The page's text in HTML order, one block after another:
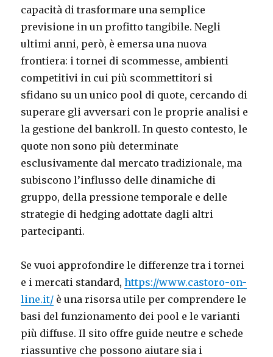
capacità di trasformare una semplice
previsione in un profitto tangibile. Negli
ultimi anni, però, è emersa una nuova
frontiera: i tornei di scommesse, ambienti
competitivi in cui più scommettitori si
sfidano su un unico pool di quote, cercando di
superare gli avversari con le proprie analisi e
la gestione del bankroll. In questo contesto, le
quote non sono più determinate
esclusivamente dal mercato tradizionale, ma
subiscono l’influsso delle dinamiche di
gruppo, della pressione temporale e delle
strategie di hedging adottate dagli altri
partecipanti.
Se vuoi approfondire le differenze tra i tornei
e i mercati standard,https://www.castoro-on-
line.it/ è una risorsa utile per comprendere le
basi del funzionamento dei pool e le varianti
più diffuse. Il sito offre guide neutre e schede
riassuntive che possono aiutare sia i